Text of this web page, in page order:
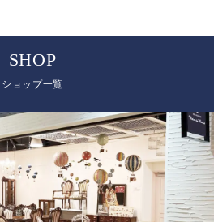
SHOP
ショップ一覧